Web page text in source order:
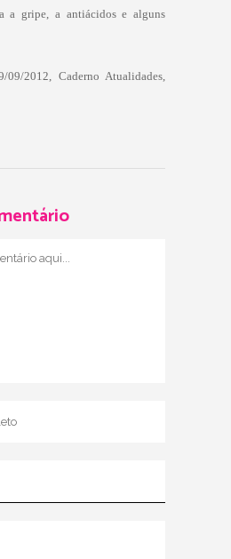
a gripe, a antiácidos e alguns
2012, Caderno Atualidades,